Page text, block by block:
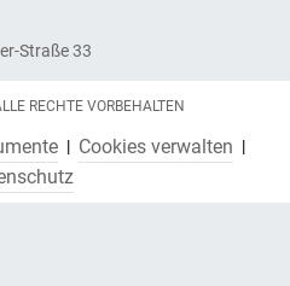
Straße 33
RECHTE VORBEHALTEN
Cookies verwalten